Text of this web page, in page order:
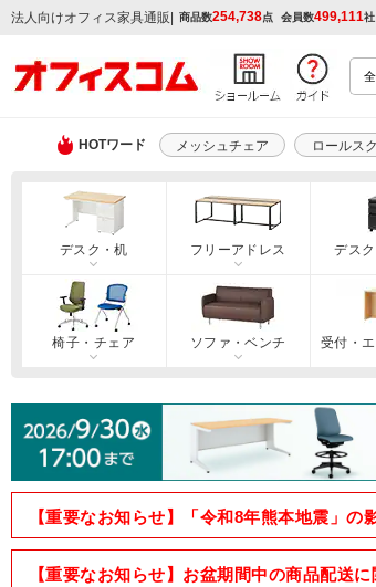
法人向けオフィス家具通販 | 商品数254,738点 会員数499,111社
HOTワード メッシュチェア ロールス
デスク・机 フリーアドレス デス
椅子・チェア ソファ・ベンチ 受付・
【重要なお知らせ】「令和8年熊本地震」
【重要なお知らせ】お盆期間中の商品配送